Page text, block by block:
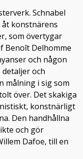
Schnabel
åt konstnärens
som övertygar
Benoît Delhomme
och någon
och
målning i sig som
över. Det skakiga
konstnärligt
Den handhållna
och gör
Dafoe, till en